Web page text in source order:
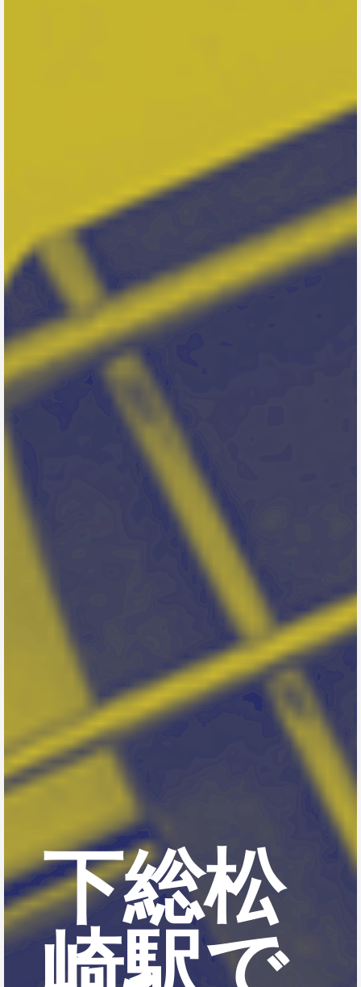
下総松
崎駅で